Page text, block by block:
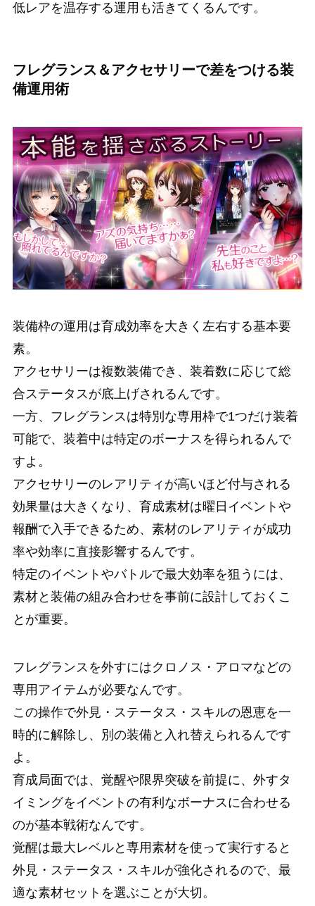
低レアを温存する運用も活きてくるんです。
フレグランス＆アクセサリーで差をつける装
備運用術
装備枠の運用は育成効率を大きく左右する基本要
素。
アクセサリーは複数装備でき、装着数に応じて総
合ステータスが底上げされるんです。
一方、フレグランスは特別な専用枠で1つだけ装着
可能で、装着中は特定のボーナスを得られるんで
すよ。
アクセサリーのレアリティが高いほど付与される
効果量は大きくなり、育成素材は曜日イベントや
報酬で入手できるため、素材のレアリティが成功
率や効率に直接影響するんです。
特定のイベントやバトルで最大効率を狙うには、
素材と装備の組み合わせを事前に設計しておくこ
とが重要。
フレグランスを外すにはクロノス・アロマなどの
専用アイテムが必要なんです。
この操作で外見・ステータス・スキルの恩恵を一
時的に解除し、別の装備と入れ替えられるんです
よ。
育成局面では、覚醒や限界突破を前提に、外すタ
イミングをイベントの有利なボーナスに合わせる
のが基本戦術なんです。
覚醒は最大レベルと専用素材を使って実行すると
外見・ステータス・スキルが強化されるので、最
適な素材セットを選ぶことが大切。